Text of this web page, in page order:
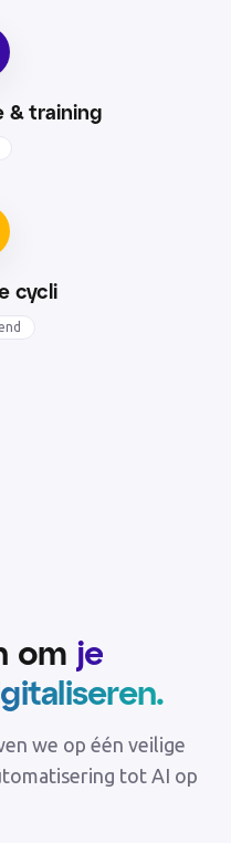
& training
cycli
om je
we op één veilige
tot AI op